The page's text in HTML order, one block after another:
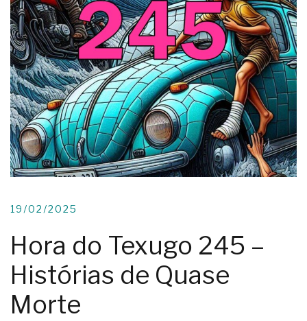
19/02/2025
Hora do Texugo 245 –
Histórias de Quase
Morte